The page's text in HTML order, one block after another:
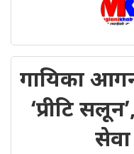
गायिका
‘प्रीटि
सेवा